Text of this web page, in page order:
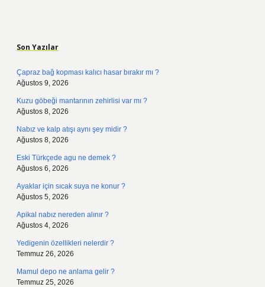
Son Yazılar
Çapraz bağ kopması kalıcı hasar bırakır mı ?
Ağustos 9, 2026
Kuzu göbeği mantarının zehirlisi var mı ?
Ağustos 8, 2026
Nabız ve kalp atışı aynı şey midir ?
Ağustos 8, 2026
Eski Türkçede agu ne demek ?
Ağustos 6, 2026
Ayaklar için sıcak suya ne konur ?
Ağustos 5, 2026
Apikal nabız nereden alınır ?
Ağustos 4, 2026
Yedigenin özellikleri nelerdir ?
Temmuz 26, 2026
Mamul depo ne anlama gelir ?
Temmuz 25, 2026